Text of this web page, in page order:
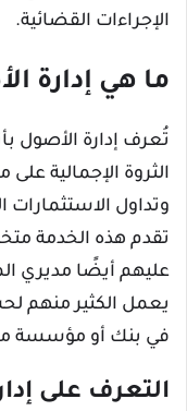
الإجراءات القضائية.
ما هي إدارة
تُعرف إدارة الأصول
الثروة الإجمالية
وتداول الاستثمارات
تقدم هذه الخدمة
عليهم أيضًا مديري
يعمل الكثير منهم
في بنك أو مؤسسة
التعرف على